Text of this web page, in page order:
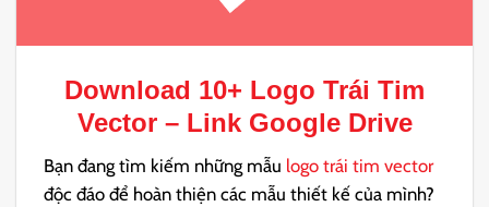
Download 10+ Logo Trái Tim
Vector– Link Google Drive
Bạn đang tìm kiếm những mẫu logo trái tim vector
độc đáo để hoàn thiện các mẫu thiết kế của mình?